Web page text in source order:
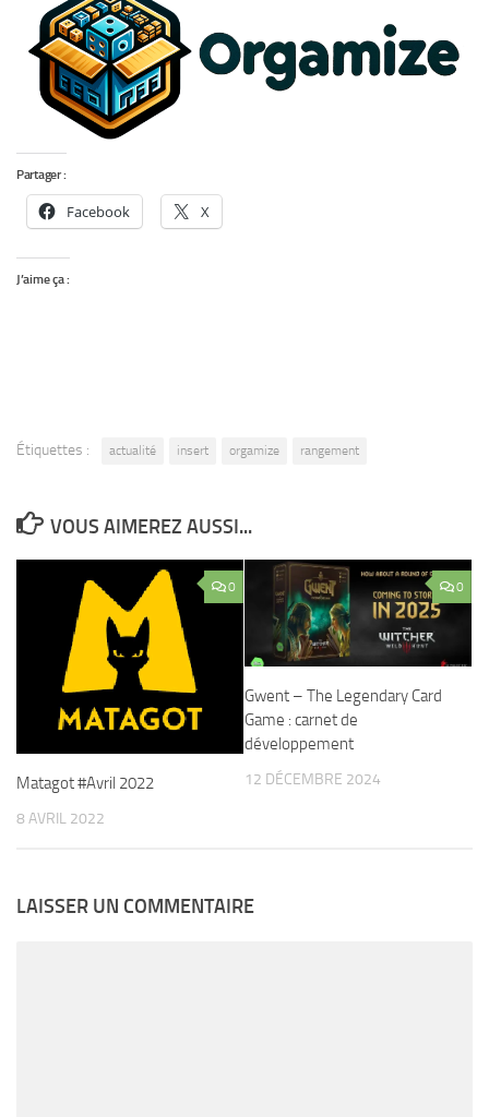
Partager :
Facebook X
J’aime ça :
Étiquettes : actualité insert orgamize rangement
VOUS AIMEREZ AUSSI...
0
Matagot #Avril 2022
8 AVRIL 2022
0
Gwent – The Legendary Card
Game : carnet de
développement
12 DÉCEMBRE 2024
LAISSER UN COMMENTAIRE